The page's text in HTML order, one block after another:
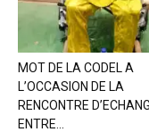
MOT DE LA CODEL A
L’OCCASION DE LA
RENCONTRE
ENTRE...